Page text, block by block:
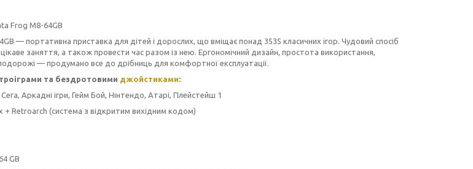
Frog M8-64GB
— портативна приставка для дітей і дорослих, що вміщає понад 3535 класичних ігор. Чудовий спосіб
заняття, а також провести час разом із нею. Ергономічний дизайн, простота використання,
— продумано все до дрібниць для комфортної експлуатації.
та бездротовими джойстиками:
Аркадні ігри, Гейм Бой, Нінтендо, Атарі, Плейстейш 1
+ Retroarch (система з відкритим вихідним кодом)
GB